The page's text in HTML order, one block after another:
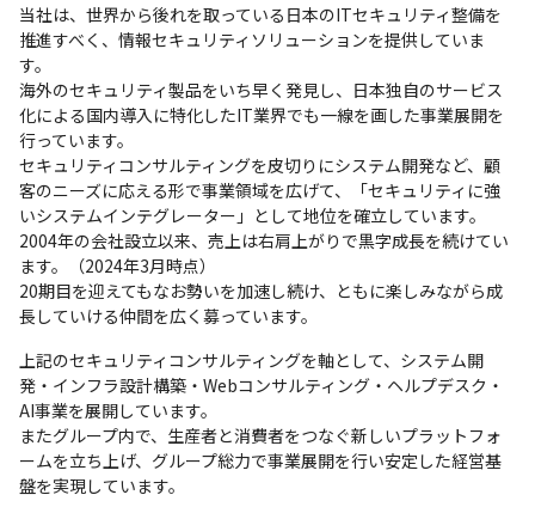
当社は、世界から後れを取っている日本のITセキュリティ整備を
推進すべく、情報セキュリティソリューションを提供していま
す。
海外のセキュリティ製品をいち早く発見し、日本独自のサービス
化による国内導入に特化したIT業界でも一線を画した事業展開を
行っています。
セキュリティコンサルティングを皮切りにシステム開発など、顧
客のニーズに応える形で事業領域を広げて、「セキュリティに強
いシステムインテグレーター」として地位を確立しています。
2004年の会社設立以来、売上は右肩上がりで黒字成長を続けてい
ます。（2024年3月時点）
20期目を迎えてもなお勢いを加速し続け、ともに楽しみながら成
長していける仲間を広く募っています。
上記のセキュリティコンサルティングを軸として、システム開
発・インフラ設計構築・Webコンサルティング・ヘルプデスク・
AI事業を展開しています。
またグループ内で、生産者と消費者をつなぐ新しいプラットフォ
ームを立ち上げ、グループ総力で事業展開を行い安定した経営基
盤を実現しています。